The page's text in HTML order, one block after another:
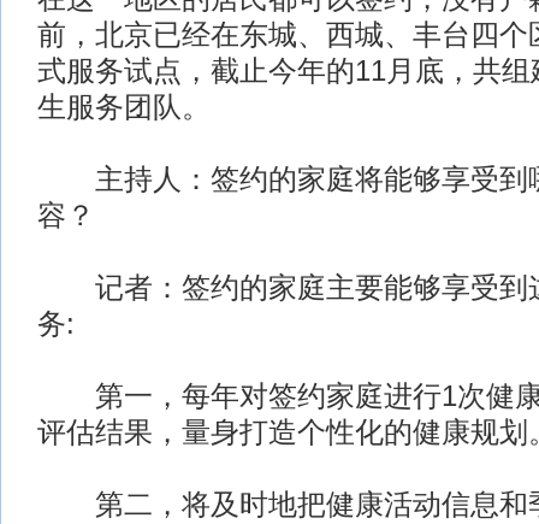
前，北京已经在东城、西城、丰台四个
式服务试点，截止今年的11月底，共
生服务团队。
主持人：签约的家庭将能够享受到
容？
记者：签约的家庭主要能够享受到
务:
第一，每年对签约家庭进行1次健
评估结果，量身打造个性化的健康规划
第二，将及时地把健康活动信息和